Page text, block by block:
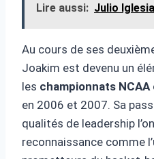
Lire aussi: Julio
Au cours de ses
Joakim est devenu un
les championnats
en 2006 et 2007. Sa
qualités de leadership
reconnaissance comme